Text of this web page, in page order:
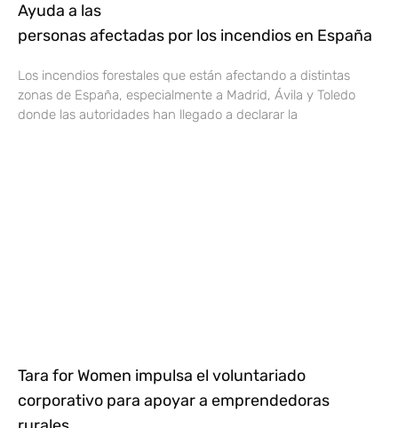
Ayuda a las
personas afectadas por los incendios en España
Los incendios forestales que están afectando a distintas
zonas de España, especialmente a Madrid, Ávila y Toledo
donde las autoridades han llegado a declarar la
Tara for Women impulsa el voluntariado
corporativo para apoyar a emprendedoras